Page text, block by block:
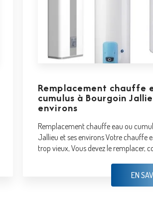
Remplacement chauffe
cumulus à Bourgoin
environs
Remplacement chauffe eau ou
Jallieu et ses environs Votre chauffe
trop vieux, Vous devez le remplacer,
EN